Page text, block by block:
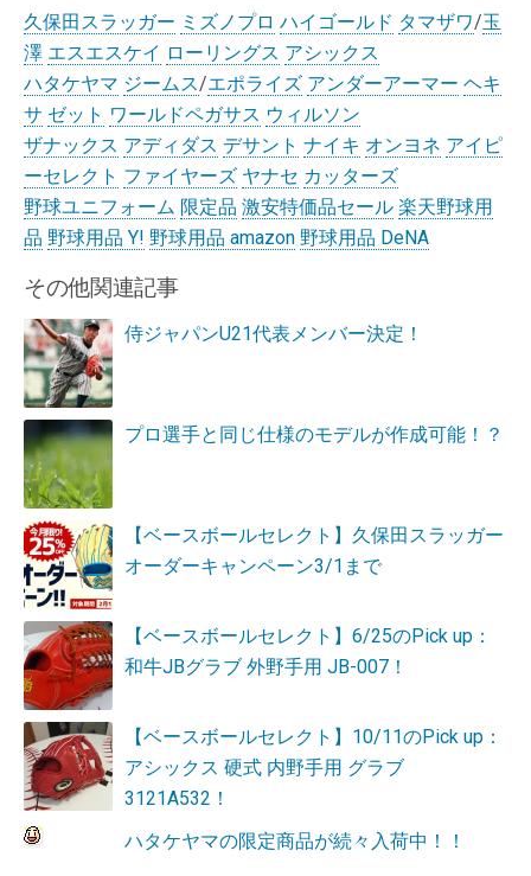
久保田スラッガー ミズノプロ ハイゴールド タマザワ/玉
澤 エスエスケイ ローリングス アシックス
ハタケヤマ ジームス/エポライズ アンダーアーマー ヘキ
サ ゼット ワールドペガサス ウィルソン
ザナックス アディダス デサント ナイキ オンヨネ アイピ
ーセレクト ファイヤーズ ヤナセ カッターズ
野球ユニフォーム 限定品 激安特価品セール 楽天野球用
品 野球用品 Y! 野球用品 amazon 野球用品 DeNA
その他関連記事
侍ジャパンU21代表メンバー決定！
プロ選手と同じ仕様のモデルが作成可能！？
【ベースボールセレクト】久保田スラッガー
オーダーキャンペーン3/1まで
【ベースボールセレクト】6/25のPick up：
和牛JBグラブ 外野手用 JB-007！
【ベースボールセレクト】10/11のPick up：
アシックス 硬式 内野手用 グラブ
3121A532！
ハタケヤマの限定商品が続々入荷中！！